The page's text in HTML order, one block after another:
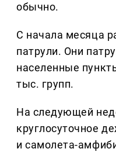
обычно.
С начала месяца
патрули. Они
населенные
тыс. групп.
На следующей
круглосуточное
и самолета-